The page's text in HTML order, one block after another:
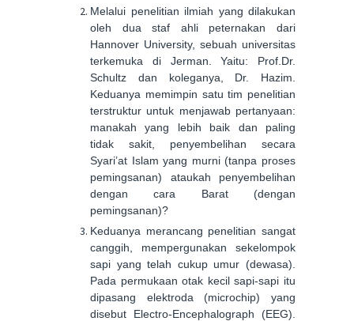
Melalui penelitian ilmiah yang dilakukan
oleh dua staf ahli peternakan dari
Hannover University, sebuah universitas
terkemuka di Jerman. Yaitu: Prof.Dr.
Schultz dan koleganya, Dr. Hazim.
Keduanya memimpin satu tim penelitian
terstruktur untuk menjawab pertanyaan:
manakah yang lebih baik dan paling
tidak sakit, penyembelihan secara
Syari’at Islam yang murni (tanpa proses
pemingsanan) ataukah penyembelihan
dengan cara Barat (dengan
pemingsanan)?
Keduanya merancang penelitian sangat
canggih, mempergunakan sekelompok
sapi yang telah cukup umur (dewasa).
Pada permukaan otak kecil sapi-sapi itu
dipasang elektroda (microchip) yang
disebut Electro-Encephalograph (EEG).